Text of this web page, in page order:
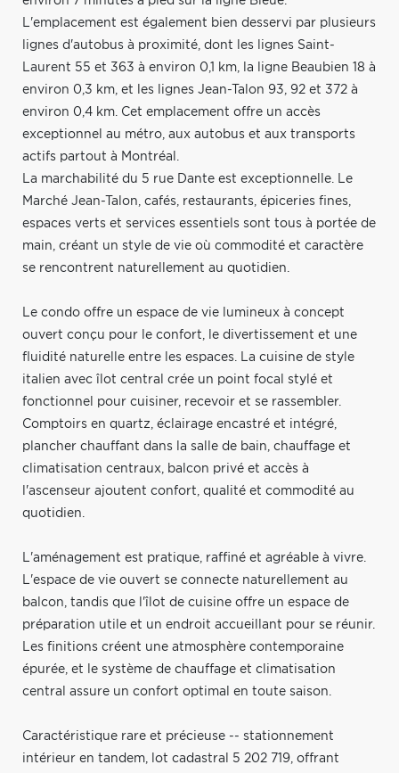
L'emplacement est également bien desservi par plusieurs
lignes d'autobus à proximité, dont les lignes Saint-
Laurent 55 et 363 à environ 0,1 km, la ligne Beaubien 18 à
environ 0,3 km, et les lignes Jean-Talon 93, 92 et 372 à
environ 0,4 km. Cet emplacement offre un accès
exceptionnel au métro, aux autobus et aux transports
actifs partout à Montréal.
La marchabilité du 5 rue Dante est exceptionnelle. Le
Marché Jean-Talon, cafés, restaurants, épiceries fines,
espaces verts et services essentiels sont tous à portée de
main, créant un style de vie où commodité et caractère
se rencontrent naturellement au quotidien.
Le condo offre un espace de vie lumineux à concept
ouvert conçu pour le confort, le divertissement et une
fluidité naturelle entre les espaces. La cuisine de style
italien avec îlot central crée un point focal stylé et
fonctionnel pour cuisiner, recevoir et se rassembler.
Comptoirs en quartz, éclairage encastré et intégré,
plancher chauffant dans la salle de bain, chauffage et
climatisation centraux, balcon privé et accès à
l'ascenseur ajoutent confort, qualité et commodité au
quotidien.
L'aménagement est pratique, raffiné et agréable à vivre.
L'espace de vie ouvert se connecte naturellement au
balcon, tandis que l'îlot de cuisine offre un espace de
préparation utile et un endroit accueillant pour se réunir.
Les finitions créent une atmosphère contemporaine
épurée, et le système de chauffage et climatisation
central assure un confort optimal en toute saison.
Caractéristique rare et précieuse -- stationnement
intérieur en tandem, lot cadastral 5 202 719, offrant